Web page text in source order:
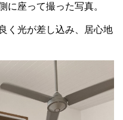
に座って撮った写真。
く光が差し込み、居心地